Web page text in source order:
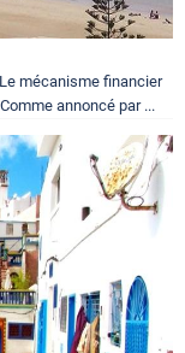
mécanisme financier
annoncé par ...